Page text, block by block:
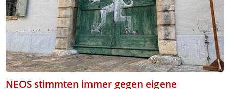
NEOS stimmten immer gegen eigene